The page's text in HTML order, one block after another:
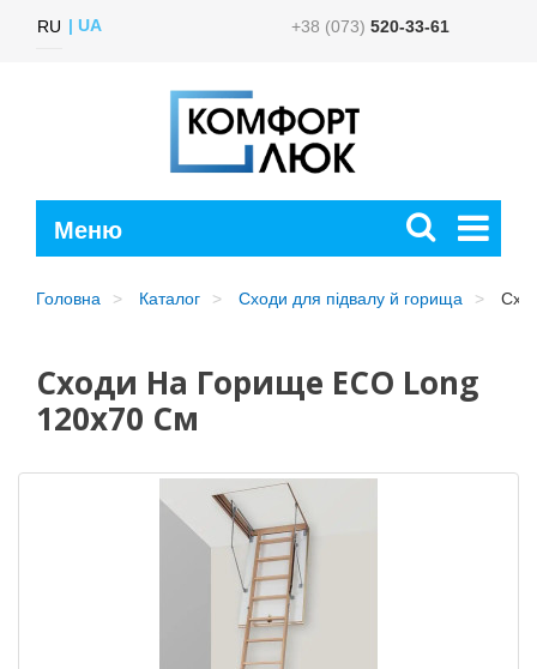
RU UA +38 (073) 520-33-61
Головна Каталог Сходи для підвалу й горища
Сходи На Горище ECO Long
120х70 См